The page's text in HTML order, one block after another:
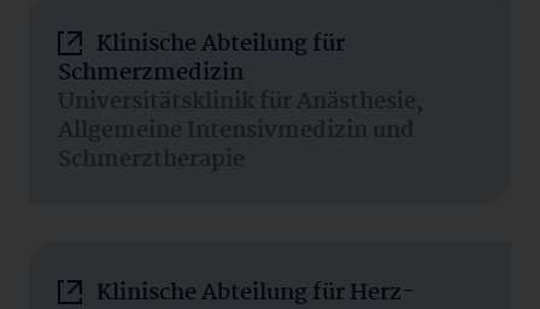
Klinische Abteilung für
Schmerzmedizin
Universitätsklinik für Anästhesie,
Allgemeine Intensivmedizin und
Schmerztherapie
Klinische Abteilung für Herz-